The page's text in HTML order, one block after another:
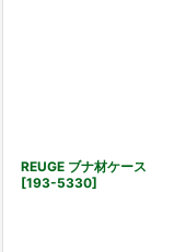
REUGE ブナ材ケース
[193-5330]